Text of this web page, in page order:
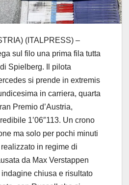
(ITALPRESS) –
sul filo una prima fila tutta
Spielberg. Il pilota
si prende in extremis
in carriera, quarta
Premio d’Austria,
1’06″113. Un crono
ma solo per pochi minuti
in regime di
da Max Verstappen
indagine chiusa e risultato